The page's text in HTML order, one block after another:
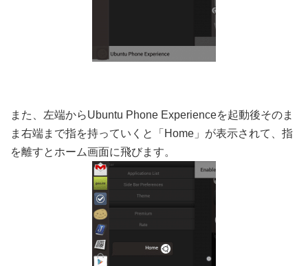
また、左端からUbuntu Phone Experienceを起動後そのま
ま右端まで指を持っていくと「Home」が表示されて、指
を離すとホーム画面に飛びます。